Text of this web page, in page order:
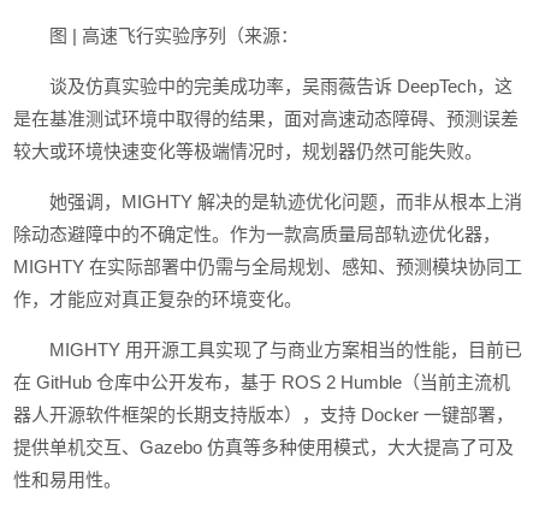
图 | 高速飞行实验序列（来源：
谈及仿真实验中的完美成功率，吴雨薇告诉 DeepTech，这
是在基准测试环境中取得的结果，面对高速动态障碍、预测误差
较大或环境快速变化等极端情况时，规划器仍然可能失败。
她强调，MIGHTY 解决的是轨迹优化问题，而非从根本上消
除动态避障中的不确定性。作为一款高质量局部轨迹优化器，
MIGHTY 在实际部署中仍需与全局规划、感知、预测模块协同工
作，才能应对真正复杂的环境变化。
MIGHTY 用开源工具实现了与商业方案相当的性能，目前已
在 GitHub 仓库中公开发布，基于 ROS 2 Humble（当前主流机
器人开源软件框架的长期支持版本），支持 Docker 一键部署，
提供单机交互、Gazebo 仿真等多种使用模式，大大提高了可及
性和易用性。